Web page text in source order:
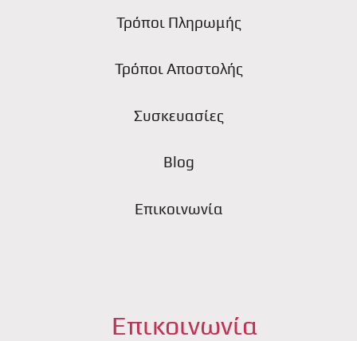
Τρόποι Πληρωμής
Τρόποι Αποστολής
Συσκευασίες
Blog
Επικοινωνία
Επικοινωνία